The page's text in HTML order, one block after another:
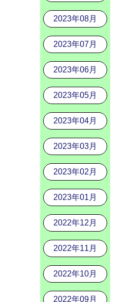
2023年08月
2023年07月
2023年06月
2023年05月
2023年04月
2023年03月
2023年02月
2023年01月
2022年12月
2022年11月
2022年10月
2022年09月